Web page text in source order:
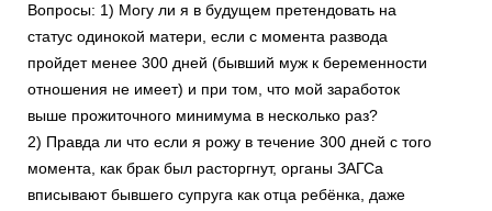
Вопросы: 1) Могу ли я в будущем претендовать на
статус одинокой матери, если с момента развода
пройдет менее 300 дней (бывший муж к беременности
отношения не имеет) и при том, что мой заработок
выше прожиточного минимума в несколько раз?
2) Правда ли что если я рожу в течение 300 дней с того
момента, как брак был расторгнут, органы ЗАГСа
вписывают бывшего супруга как отца ребёнка, даже